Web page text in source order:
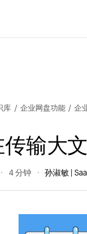
库 / 企业网盘功能 / 企
输大
4 分钟 孙淑敏 |